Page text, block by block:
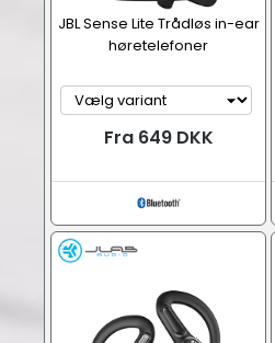
JBL Sense Lite Trådløs in-ear
høretelefoner
Fra 649 DKK